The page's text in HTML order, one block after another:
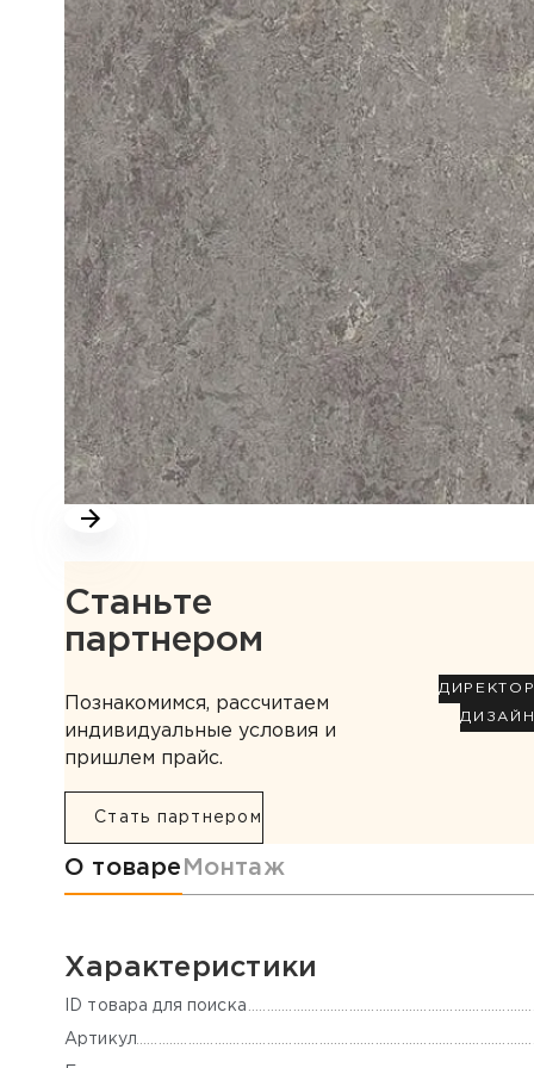
Станьте
партнером
Познакомимся, рассчитаем
индивидуальные условия и
пришлем прайс.
Стать партнером
Информация о товаре
О товаре Монтаж
Характеристики
ID товара для поиска
Артикул